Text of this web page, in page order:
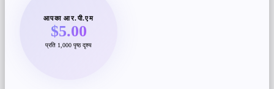
आपका आर.पी.एम
$5.00
प्रति 1,000 पृष्ठ दृश्य